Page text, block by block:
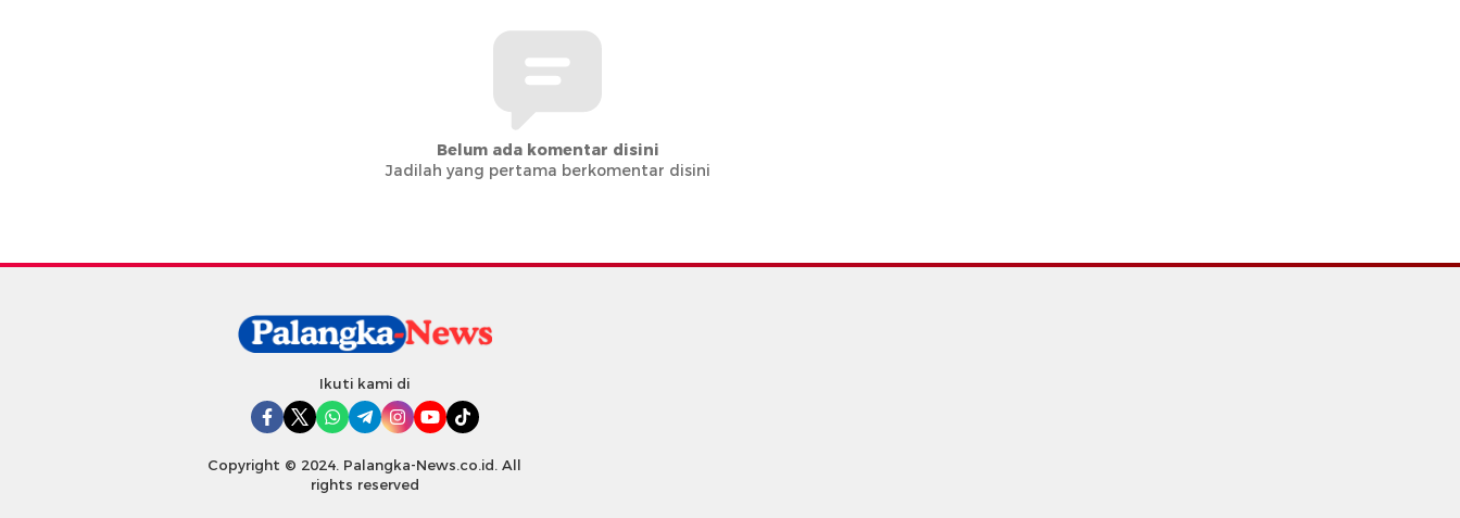
Belum ada komentar disini
Jadilah yang pertama berkomentar disini
Ikuti kami di
Copyright © 2024. Palangka-News.co.id. All
rights reserved